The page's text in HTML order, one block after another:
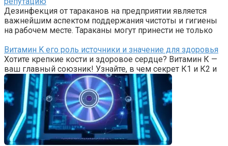
Дезинфекция от тараканов на предприятии является
важнейшим аспектом поддержания чистоты и гигиены
на рабочем месте. Тараканы могут принести не только
Витамин K его роль источники и значение для здоровья
Хотите крепкие кости и здоровое сердце? Витамин К —
ваш главный союзник! Узнайте, в чем секрет К1 и К2 и